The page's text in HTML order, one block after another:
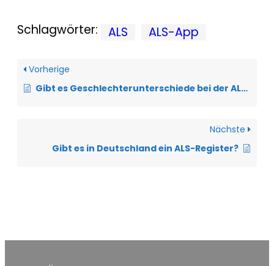
Schlagwörter: ALS ALS-App
Vorherige
Gibt es Geschlechterunterschiede bei der ALS?
Nächste
Gibt es in Deutschland ein ALS-Register?